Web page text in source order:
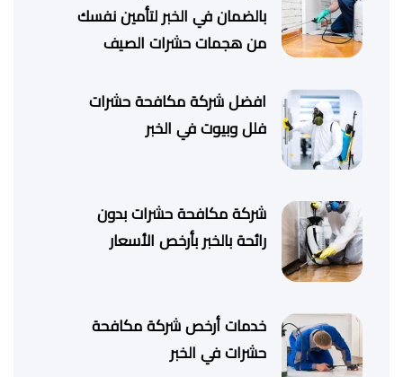
بالضمان في الخبر لتأمين نفسك
من هجمات حشرات الصيف
افضل شركة مكافحة حشرات
فلل وبيوت في الخبر
شركة مكافحة حشرات بدون
رائحة بالخبر بأرخص الأسعار
خدمات أرخص شركة مكافحة
حشرات في الخبر